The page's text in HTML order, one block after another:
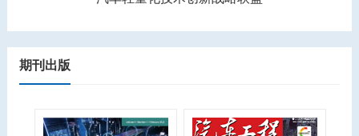
期刊出版